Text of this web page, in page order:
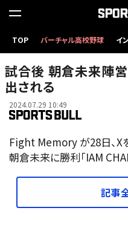
TOP バーチャル高校野球 イ
試合後 朝倉未来陣
出される
2024.07.29 10:49
Fight Memory が28日、X
朝倉未来に勝利「IAM
記事